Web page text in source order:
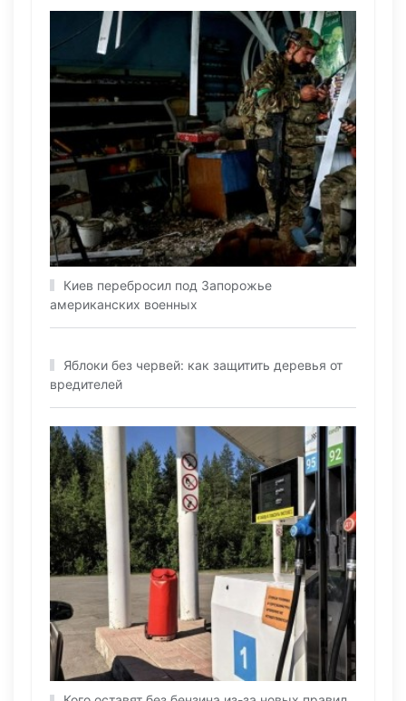
Киев перебросил под Запорожье
американских военных
Яблоки без червей: как защитить деревья от
вредителей